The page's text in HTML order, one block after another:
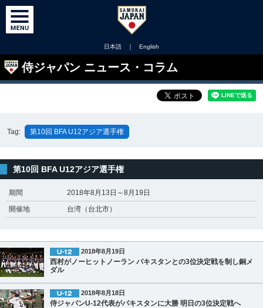
日本語 ｜ English
侍ジャパン ニュース・コラム
Tag: 第10回 BFA U12アジア選手権
第10回 BFA U12アジア選手権
期間
2018年8月13日～8月19日
開催地
台湾（台北市）
2018年8月19日
西村がノーヒットノーラン パキスタンとの3位決定戦を制し銅メ
ダル
2018年8月18日
侍ジャパンU-12代表がパキスタンに大勝 明日の3位決定戦へ